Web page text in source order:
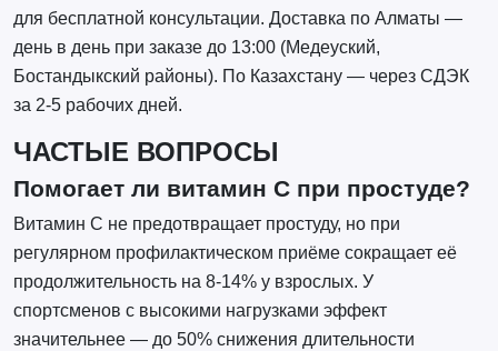
для бесплатной консультации. Доставка по Алматы —
день в день при заказе до 13:00 (Медеуский,
Бостандыкский районы). По Казахстану — через СДЭК
за 2-5 рабочих дней.
ЧАСТЫЕ ВОПРОСЫ
Помогает ли витамин С при простуде?
Витамин С не предотвращает простуду, но при
регулярном профилактическом приёме сокращает её
продолжительность на 8-14% у взрослых. У
спортсменов с высокими нагрузками эффект
значительнее — до 50% снижения длительности